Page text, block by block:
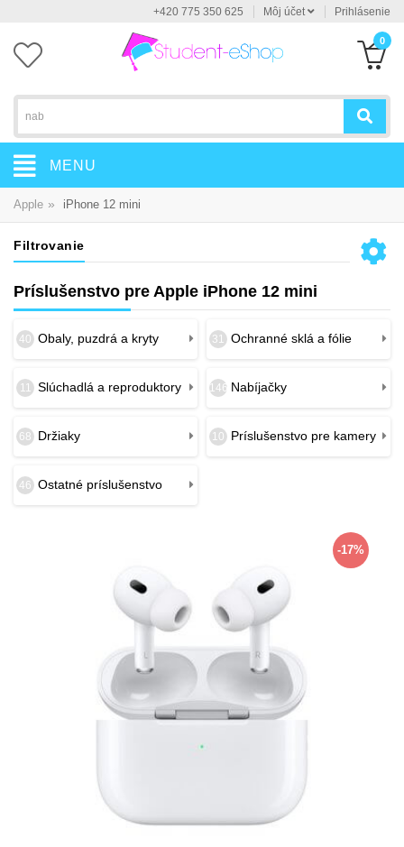
+420 775 350 625 Môj účet Prihlásenie
0
MENU
Apple » iPhone 12 mini
Filtrovanie
Príslušenstvo pre Apple iPhone 12 mini
40 Obaly, puzdrá a kryty 31 Ochranné sklá a fólie
11 Slúchadlá a reproduktory 146 Nabíjačky
68 Držiaky 10 Príslušenstvo pre kamery
46 Ostatné príslušenstvo
-17%